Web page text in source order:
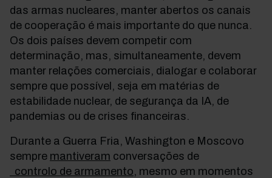
das armas nucleares, manter abertos os canais
de cooperação é mais importante do que nunca.
Os dois países devem competir com
determinação, mas, simultaneamente, devem
manter relações comerciais, dialogar e colaborar
sempre que possível, seja em matérias de
estabilidade nuclear, de segurança da IA, de
pandemias ou de crises financeiras.
Durante a Guerra Fria, Washington e Moscovo
sempre mantiveram conversações de
controlo de armamento, mesmo em momentos